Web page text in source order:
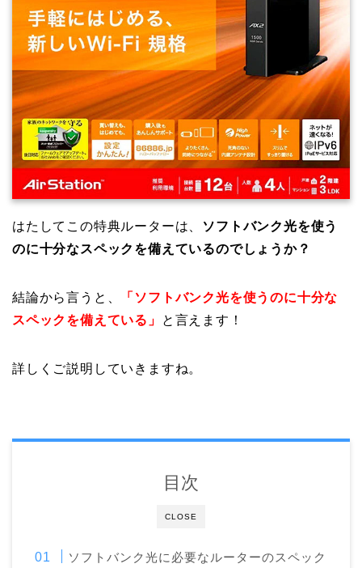
はたしてこの特典ルーターは、
ソフトバンク光を使う
のに十分なスペックを備えているのでしょうか？
結論から言うと、
「ソフトバンク光を使うのに十分な
スペックを備えている」
と言えます！
詳しくご説明していきますね。
CLOSE
目次
ソフトバンク光に必要なルーターのスペック